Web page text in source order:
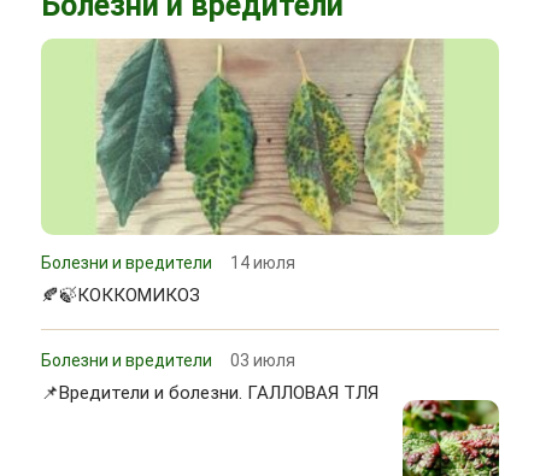
Болезни и вредители 14 июля
🍂🍃КОККОМИКОЗ
Болезни и вредители 03 июля
📌Вредители и болезни. ГАЛЛОВАЯ ТЛЯ